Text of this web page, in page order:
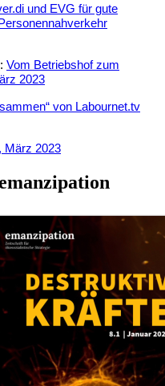
und EVG für gute
: Vom Betriebshof zum
2023
von Labournet.tv
März 2023